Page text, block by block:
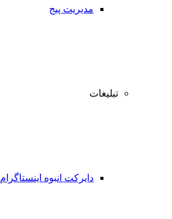
مدیریت پیج
تبلیغات
دایرکت انبوه اینستاگرام